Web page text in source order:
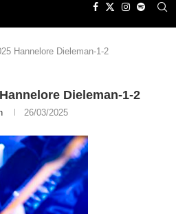
Hannelore Dieleman-1-2
Dieleman-1-2
26/03/2025